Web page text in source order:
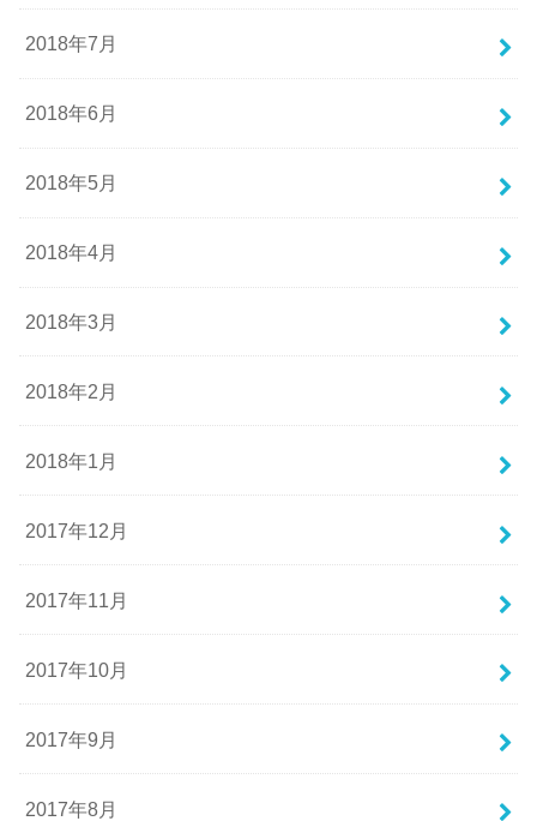
2018年7月
2018年6月
2018年5月
2018年4月
2018年3月
2018年2月
2018年1月
2017年12月
2017年11月
2017年10月
2017年9月
2017年8月